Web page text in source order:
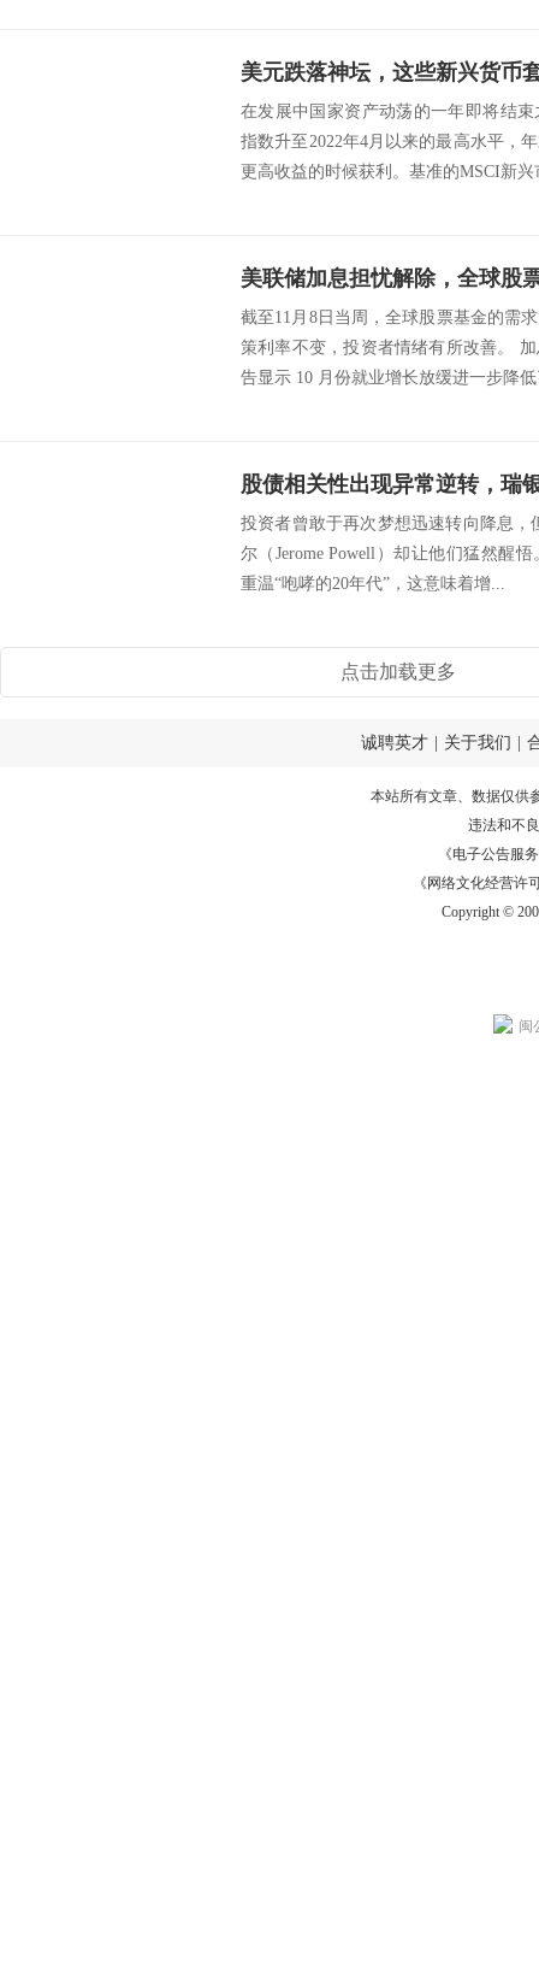
美元跌落神坛，这些新兴货币
在发展中国家资产动荡的一年即将结
指数升至2022年4月以来的最高水平，
更高收益的时候获利。基准的MSCI新
美联储加息担忧解除，全球股
截至11月8日当周，全球股票基金的需
策利率不变，投资者情绪有所改善。
告显示 10 月份就业增长放缓进一步降
投资者曾敢于再次梦想迅速转向降息，
尔（Jerome Powell）却让他们猛然醒
重温“咆哮的20年代”，这意味着增...
点击加载更多
诚聘英才 关于我们
本站所有文章、数据仅供
违法和不
《电子公告服务
《网络文化经营许
Copyright ©
闽